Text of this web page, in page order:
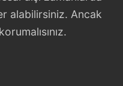
alabilirsiniz. Ancak